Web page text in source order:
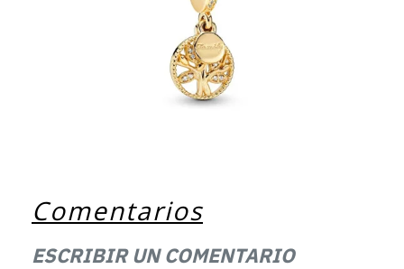
Comentarios
ESCRIBIR UN COMENTARIO